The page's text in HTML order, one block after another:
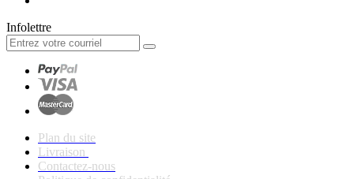
Infolettre
Plan du site
Livraison
Contactez-nous